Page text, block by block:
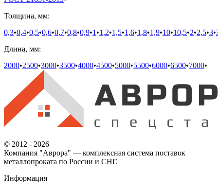
Толщина, мм:
0,3•0,4•0,5•0,6•0,7•0,8•0,9•1•1,2•1,5•1,6•1,8•1,9•10•10,5•2•2,5•3•
Длина, мм:
2000•2500•3000•3500•4000•4500•5000•5500•6000•6500•7000•
© 2012 - 2026
Компания "Аврора" — комплексная система поставок
металлопроката по России и СНГ.
Информация